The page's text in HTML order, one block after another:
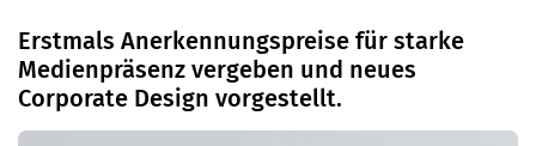
Erstmals Anerkennungspreise für starke
Medienpräsenz vergeben und neues
Corporate Design vorgestellt.